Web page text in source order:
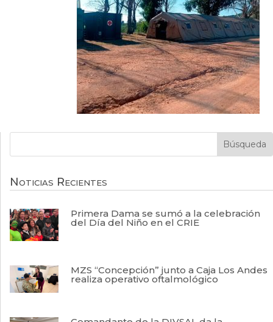
Noticias Recientes
Primera Dama se sumó a la celebración
del Día del Niño en el CRIE
MZS “Concepción” junto a Caja Los Andes
realiza operativo oftalmológico